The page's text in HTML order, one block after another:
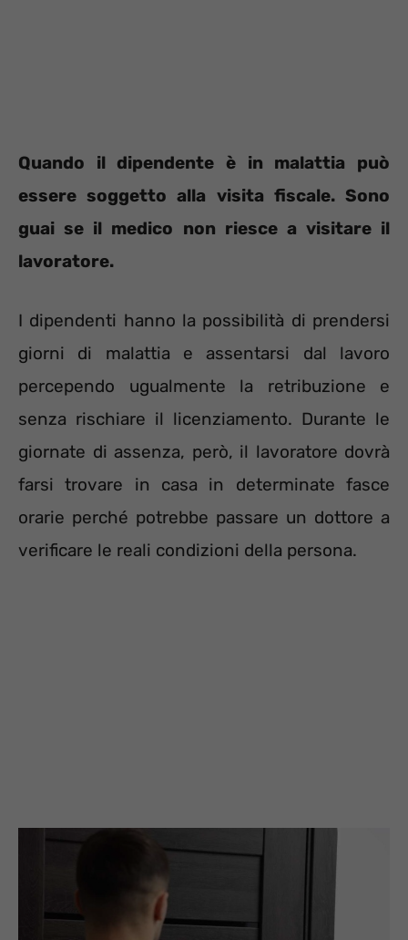
Quando il dipendente è in malattia può
essere soggetto alla visita fiscale. Sono
guai se il medico non riesce a visitare il
lavoratore.
I dipendenti hanno la possibilità di prendersi
giorni di malattia e assentarsi dal lavoro
percependo ugualmente la retribuzione e
senza rischiare il licenziamento. Durante le
giornate di assenza, però, il lavoratore dovrà
farsi trovare in casa in determinate fasce
orarie perché potrebbe passare un dottore a
verificare le reali condizioni della persona.